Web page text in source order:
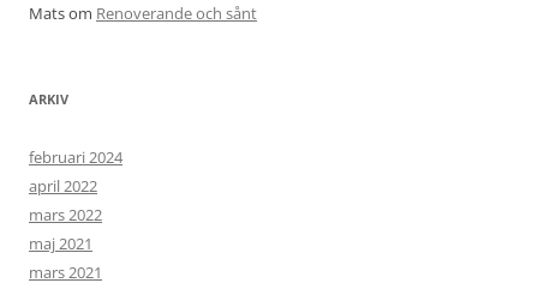
Matsom Renoverande och sånt
ARKIV
februari 2024
april 2022
mars 2022
maj 2021
mars 2021